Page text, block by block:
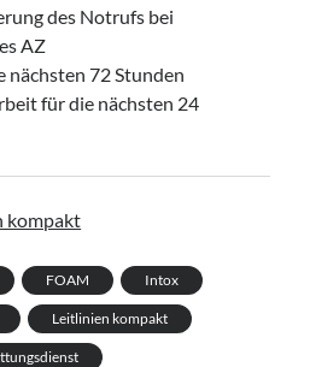
des Notrufs bei
AZ
nächsten 72 Stunden
für die nächsten 24
kompakt
FOAM Intox
Leitlinien kompakt